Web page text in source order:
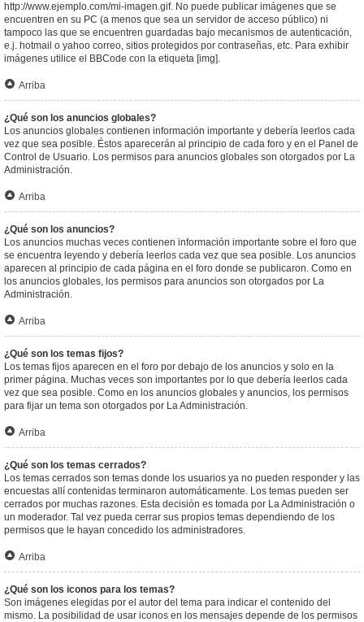
http://www.ejemplo.com/mi-imagen.gif. No puede publicar imágenes que se
encuentren en su PC (a menos que sea un servidor de acceso público) ni
tampoco las que se encuentren guardadas bajo mecanismos de autenticación,
e.j. hotmail o yahoo correo, sitios protegidos por contraseñas, etc. Para exhibir
imágenes utilice el BBCode con la etiqueta [img].
Arriba
¿Qué son los anuncios globales?
Los anuncios globales contienen información importante y debería leerlos cada
vez que sea posible. Éstos aparecerán al principio de cada foro y en el Panel de
Control de Usuario. Los permisos para anuncios globales son otorgados por La
Administración.
Arriba
¿Qué son los anuncios?
Los anuncios muchas veces contienen información importante sobre el foro que
se encuentra leyendo y debería leerlos cada vez que sea posible. Los anuncios
aparecen al principio de cada página en el foro donde se publicaron. Como en
los anuncios globales, los permisos para anuncios son otorgados por La
Administración.
Arriba
¿Qué son los temas fijos?
Los temas fijos aparecen en el foro por debajo de los anuncios y solo en la
primer página. Muchas veces son importantes por lo que debería leerlos cada
vez que sea posible. Como en los anuncios globales y anuncios, los permisos
para fijar un tema son otorgados por La Administración.
Arriba
¿Qué son los temas cerrados?
Los temas cerrados son temas donde los usuarios ya no pueden responder y las
encuestas allí contenidas terminaron automáticamente. Los temas pueden ser
cerrados por muchas razones. Esta decisión es tomada por La Administración o
un moderador. Tal vez pueda cerrar sus propios temas dependiendo de los
permisos que le hayan concedido los administradores.
Arriba
¿Qué son los iconos para los temas?
Son imágenes elegidas por el autor del tema para indicar el contenido del
mismo. La posibilidad de usar iconos en los mensajes depende de los permisos